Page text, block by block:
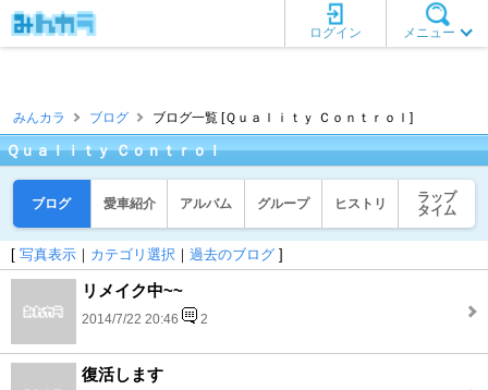
メニュー
ログイン
みんカラ ブログ ブログ一覧 [Ｑｕａｌｉｔｙ Ｃｏｎｔｒｏｌ]
Ｑｕａｌｉｔｙ Ｃｏｎｔｒｏｌ
ブログ 愛車紹介 アルバム グループ ヒストリ
ラップ
タイム
[ 写真表示 ｜ カテゴリ選択 ｜ 過去のブログ ]
リメイク中~~
2014/7/22 20:46 2
復活します